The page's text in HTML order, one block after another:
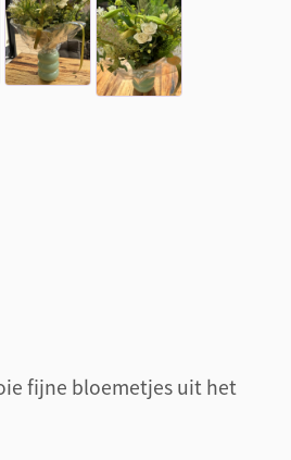
fijne bloemetjes uit het